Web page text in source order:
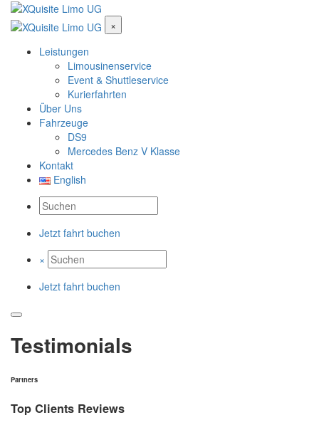
×
Leistungen
Limousinenservice
Event & Shuttleservice
Kurierfahrten
Über Uns
Fahrzeuge
DS9
Mercedes Benz V Klasse
Kontakt
English
Jetzt fahrt buchen
×
Jetzt fahrt buchen
Testimonials
Partners
Top Clients Reviews